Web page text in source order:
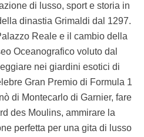
di lusso, sport e storia in
dinastia Grimaldi dal 1297.
Reale e il cambio della
Oceanografico voluto dal
nei giardini esotici di
Gran Premio di Formula 1
di Montecarlo di Garnier, fare
des Moulins, ammirare la
perfetta per una gita di lusso